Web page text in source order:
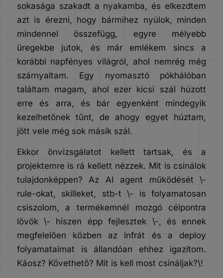
sokasága szakadt a nyakamba, és elkezdtem
azt is érezni, hogy bármihez nyúlok, minden
mindennel összefügg, egyre mélyebb
üregekbe jutok, és már emlékem sincs a
korábbi napfényes világról, ahol nemrég még
szárnyaltam. Egy nyomasztó pókhálóban
találtam magam, ahol ezer kicsi szál húzott
erre és arra, és bár egyenként mindegyik
kezelhetőnek tűnt, de ahogy egyet húztam,
jött vele még sok másik szál.
Ekkor önvizsgálatot kellett tartsak, és a
projektemre is rá kellett nézzek. Mit is csinálok
tulajdonképpen? Az AI agent működését \-
rule-okat, skilleket, stb-t \- is folyamatosan
csiszolom, a termékemnél mozgó célpontra
lövök \- hiszen épp fejlesztek \-, és ennek
megfelelően közben az infrát és a deploy
folyamataimat is állandóan ehhez igazítom.
Káosz? Követhető? Mit is kell most csináljak?\!